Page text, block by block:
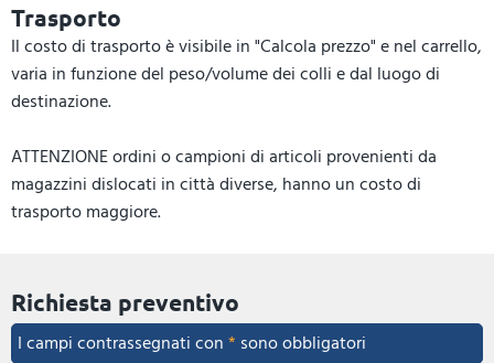
Trasporto
Il costo di trasporto è visibile in "Calcola prezzo" e nel carrello,
varia in funzione del peso/volume dei colli e dal luogo di
destinazione.
ATTENZIONE ordini o campioni di articoli provenienti da
magazzini dislocati in città diverse, hanno un costo di
trasporto maggiore.
Richiesta preventivo
I campi contrassegnati con* sono obbligatori